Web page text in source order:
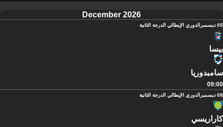
December 2026
05 ديسمبر الدوري الإيطالي الدرجة الثانية
بيسا
سامبدوريا
09:00
08 ديسمبر الدوري الإيطالي الدرجة الثانية
كاراريسي